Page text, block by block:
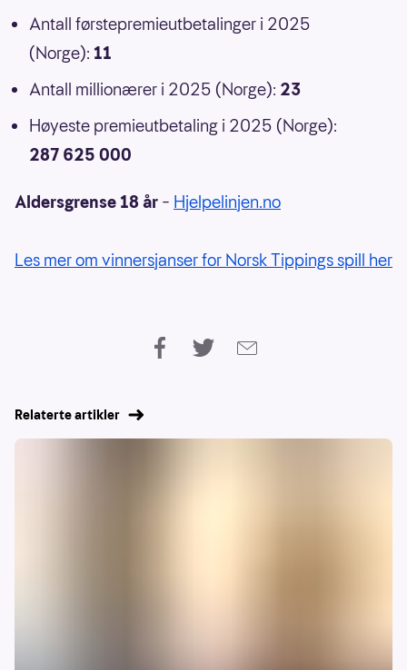
Antall førstepremieutbetalinger i 2025
(Norge): 11
Antall millionærer i 2025 (Norge): 23
Høyeste premieutbetaling i 2025 (Norge):
287 625 000
Aldersgrense 18 år – Hjelpelinjen.no
Les mer om vinnersjanser for Norsk Tippings spill her
Relaterte artikler